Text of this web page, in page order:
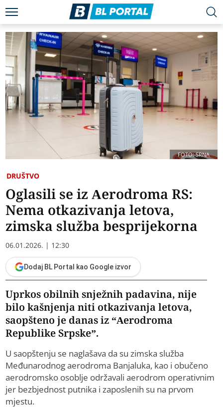
FOTO: SRNA
DRUŠTVO
Oglasili se iz Aerodroma RS:
Nema otkazivanja letova,
zimska služba besprijekorna
06.01.2026. | 12:30
Dodaj BL Portal kao Google izvor
Uprkos obilnih snježnih padavina, nije
bilo kašnjenja niti otkazivanja letova,
saopšteno je danas iz “Aerodroma
Republike Srpske”.
U saopštenju se naglašava da su zimska služba
Međunarodnog aerodroma Banjaluka, kao i obučeno
aerodromsko osoblje održavali aerodrom operativnim
jer bezbjednost putnika i zaposlenih su na prvom
mjestu.